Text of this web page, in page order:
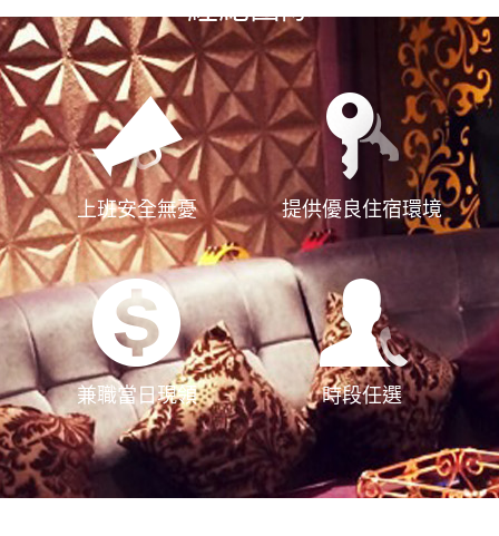
經紀團隊
上班安全無憂 提供優良住宿環境
兼職當日現領 時段任選